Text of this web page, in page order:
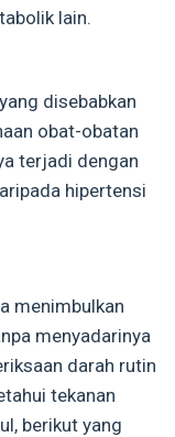
lain.
disebabkan
obat-obatan
terjadi dengan
hipertensi
menimbulkan
menyadarinya
darah rutin
tekanan
berikut yang